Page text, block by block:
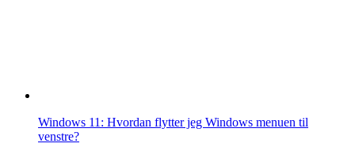
Windows 11: Hvordan flytter jeg Windows menuen til
venstre?